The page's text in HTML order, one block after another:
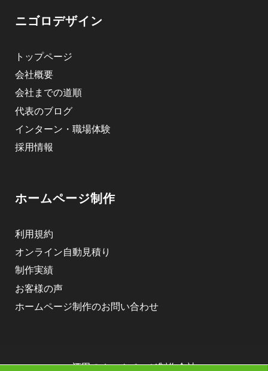
ニゴロデザイン
トップページ
会社概要
会社までの道順
代表のブログ
インターン・職場体験
採用情報
ホームページ制作
利用規約
オンライン自動見積り
制作実績
お客様の声
ホームページ制作のお問い合わせ
酒田のホームページ制作会社